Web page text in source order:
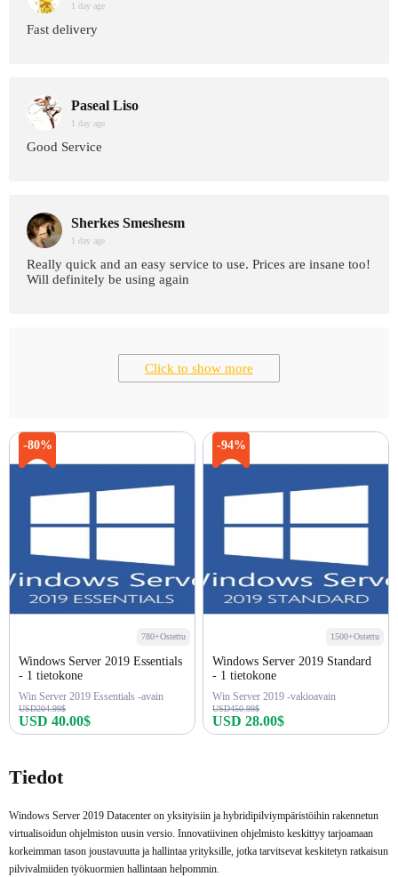
1 day age
Fast delivery
Paseal Liso
1 day age
Good Service
Sherkes Smeshesm
1 day age
Really quick and an easy service to use. Prices are insane too!
Will definitely be using again
Click to show more
-80%
780+Ostettu
Windows Server 2019 Essentials
- 1 tietokone
Win Server 2019 Essentials -avain
USD204.99$
USD 40.00$
-94%
1500+Ostettu
Windows Server 2019 Standard
- 1 tietokone
Win Server 2019 -vakioavain
USD450.99$
USD 28.00$
Tiedot
Windows Server 2019 Datacenter on yksityisiin ja hybridipilviympäristöihin rakennetun
virtualisoidun ohjelmiston uusin versio. Innovatiivinen ohjelmisto keskittyy tarjoamaan
korkeimman tason joustavuutta ja hallintaa yrityksille, jotka tarvitsevat keskitetyn ratkaisun
pilvivalmiiden työkuormien hallintaan helpommin.